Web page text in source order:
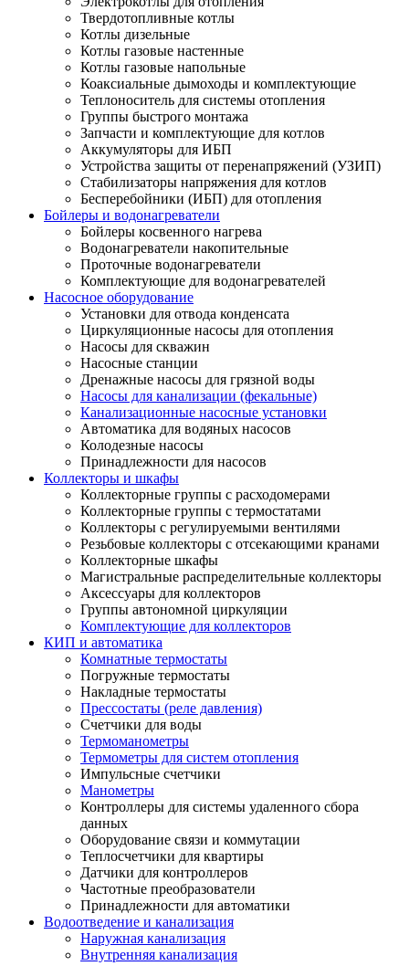
Твердотопливные котлы
Котлы дизельные
Котлы газовые настенные
Котлы газовые напольные
Коаксиальные дымоходы и комплектующие
Теплоноситель для системы отопления
Группы быстрого монтажа
Запчасти и комплектующие для котлов
Аккумуляторы для ИБП
Устройства защиты от перенапряжений (УЗИП)
Стабилизаторы напряжения для котлов
Бесперебойники (ИБП) для отопления
Бойлеры и водонагреватели
Бойлеры косвенного нагрева
Водонагреватели накопительные
Проточные водонагреватели
Комплектующие для водонагревателей
Насосное оборудование
Установки для отвода конденсата
Циркуляционные насосы для отопления
Насосы для скважин
Насосные станции
Дренажные насосы для грязной воды
Насосы для канализации (фекальные)
Канализационные насосные установки
Автоматика для водяных насосов
Колодезные насосы
Принадлежности для насосов
Коллекторы и шкафы
Коллекторные группы с расходомерами
Коллекторные группы с термостатами
Коллекторы с регулируемыми вентилями
Резьбовые коллекторы с отсекающими кранами
Коллекторные шкафы
Магистральные распределительные коллекторы
Аксессуары для коллекторов
Группы автономной циркуляции
Комплектующие для коллекторов
КИП и автоматика
Комнатные термостаты
Погружные термостаты
Накладные термостаты
Прессостаты (реле давления)
Счетчики для воды
Термоманометры
Термометры для систем отопления
Импульсные счетчики
Манометры
Контроллеры для системы удаленного сбора
данных
Оборудование связи и коммутации
Теплосчетчики для квартиры
Датчики для контроллеров
Частотные преобразователи
Принадлежности для автоматики
Водоотведение и канализация
Наружная канализация
Внутренняя канализация